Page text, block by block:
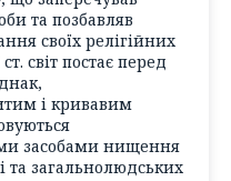
та позбавляв
своїх релігійних
світ постає перед
і кривавим
засобами нищення
та загальнолюдських